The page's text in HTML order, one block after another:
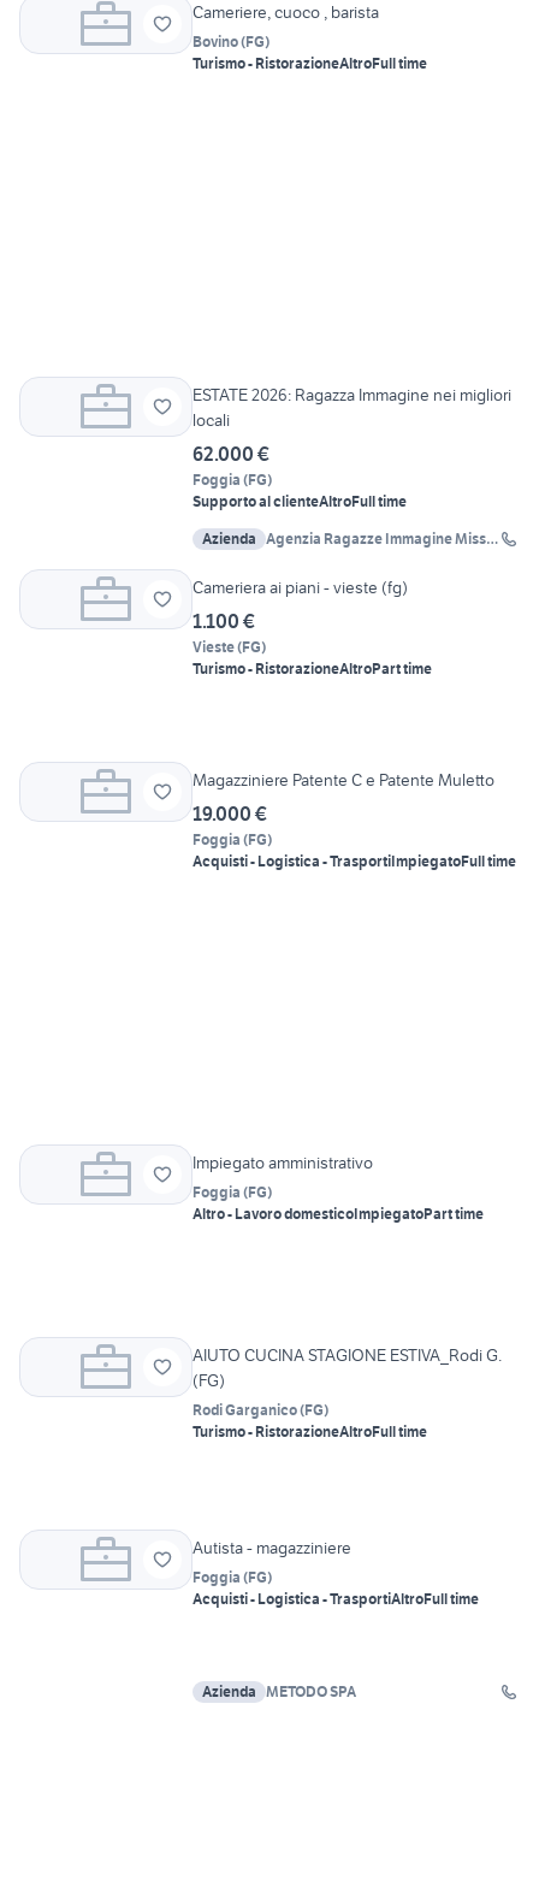
Cameriere, cuoco , barista
Bovino(FG)
Turismo - RistorazioneAltroFull time
ESTATE 2026: Ragazza Immagine nei migliori
locali
62.000 €
Foggia (FG)
Supporto al clienteAltroFull time
Azienda Agenzia Ragazze Immagine Miss
Cameriera ai piani - vieste (fg)
1.100 €
Vieste(FG)
Turismo - RistorazioneAltroPart time
Magazziniere Patente C e Patente Muletto
19.000 €
Foggia (FG)
Acquisti - Logistica - TrasportiImpiegatoFull time
Impiegato amministrativo
Foggia (FG)
Altro - Lavoro domesticoImpiegatoPart time
AIUTO CUCINA STAGIONE ESTIVA_Rodi G.
(FG)
Rodi Garganico(FG)
Turismo - RistorazioneAltroFull time
Autista - magazziniere
Foggia (FG)
Acquisti - Logistica - TrasportiAltroFull time
Azienda METODO SPA